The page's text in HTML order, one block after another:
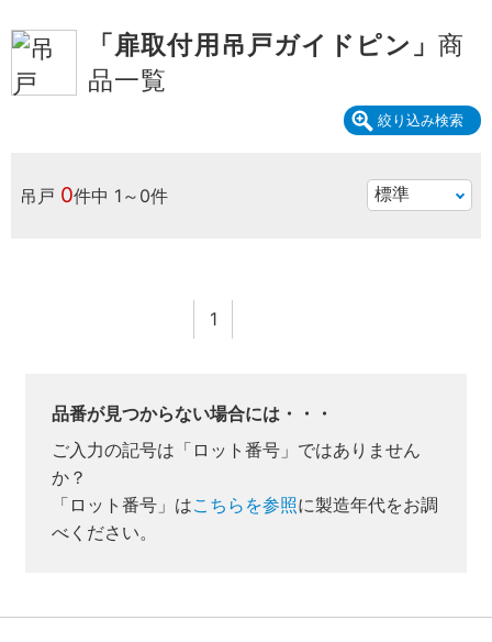
「扉取付用吊戸ガイドピン」 商
品一覧
絞り込み検索
吊戸 0件中 1～0件
1
品番が見つからない場合には・・・
ご入力の記号は「ロット番号」ではありません
か？
「ロット番号」はこちらを参照に製造年代をお調
べください。